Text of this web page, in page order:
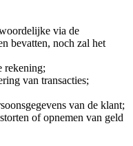
via de
bevatten, noch zal het
rekening;
van transacties;
van de klant;
of opnemen van geld